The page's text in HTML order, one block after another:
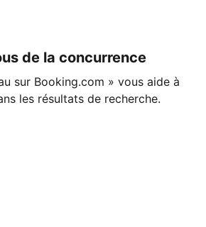
de la concurrence
sur Booking.com » vous aide à
les résultats de recherche.
aujourd'hui